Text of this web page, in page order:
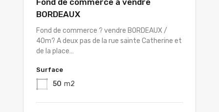
Fond de commerce à vendre
BORDEAUX
Fond de commerce ? vendre BORDEAUX /
40m? A deux pas de la rue sainte Catherine et
de la place…
Surface
50 m2